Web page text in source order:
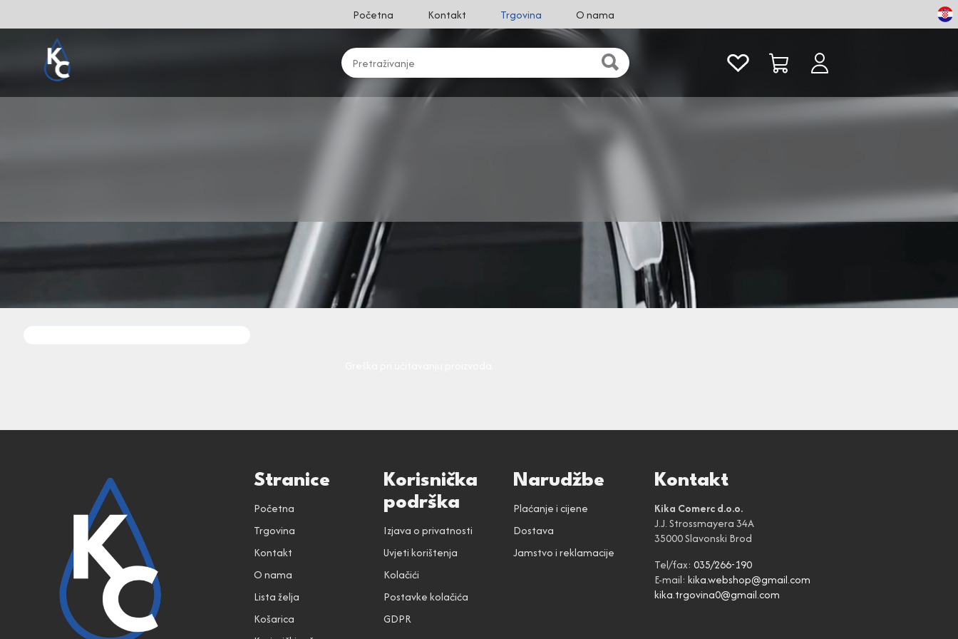
Početna Kontakt Trgovina O nama
Stranice
Početna
Trgovina
Kontakt
O nama
Lista želja
Košarica
Korisnička
podrška
Izjava o privatnosti
Uvjeti korištenja
Kolačići
Postavke kolačića
GDPR
Narudžbe
Plaćanje i cijene
Dostava
Jamstvo i reklamacije
Kontakt
Kika Comerc d.o.o.
J.J. Strossmayera 34A
35000 Slavonski Brod
Tel/fax: 035/266-190
E-mail: kika.webshop@gmail.com
kika.trgovina0@gmail.com